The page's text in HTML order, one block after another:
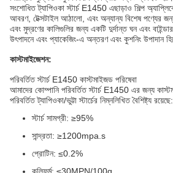
সংশোধিত ট্যাপিওকা স্টার্চ E1450 এছাড়াও শিল্প
আবরণ, টেক্সটাইল আঠালো, এবং অন্যান্য বিশেষ পণ্যের
এবং মুদ্রণের কালিগুলির জন্য একটি দুর্দান্ত ঘন এবং
উৎপাদনে এবং প্যাকেজিং-এ অন্তরণ এবং কুশনিং উপাদান
কাস্টমাইজেশন:
পরিবর্তিত স্টার্চ E1450 কাস্টমাইজড পরিষেবা
আমাদের কোম্পানি পরিবর্তিত স্টার্চ E1450 এর জন্য
পরিবর্তিত ট্যাপিওকা/ভুট্টা স্টার্চের নিম্নলিখিত বৈশিষ্ট্য রয়েছে:
স্টার্চ সামগ্রী: ≥95%
সান্দ্রতা: ≥1200mpa.s
প্রোটিন: ≤0.2%